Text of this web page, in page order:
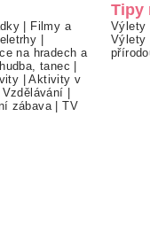
Filmy a
na hradech a
tanec
|Aktivity v
Vzdělávání
zábava|TV
Tipy
Výlety
Výlety